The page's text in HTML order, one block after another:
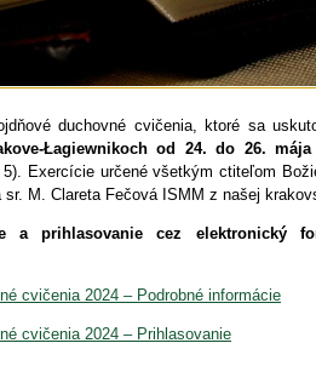
duchovné cvičenia, ktoré sa
Łagiewnikoch od 24. do 26. mája
Exercície určené všetkým ctiteľom
M. Clareta Fečová ISMM z našej
a prihlasovanie cez elektronický
cvičenia 2024 – Podrobné informácie
cvičenia 2024 – Prihlasovanie